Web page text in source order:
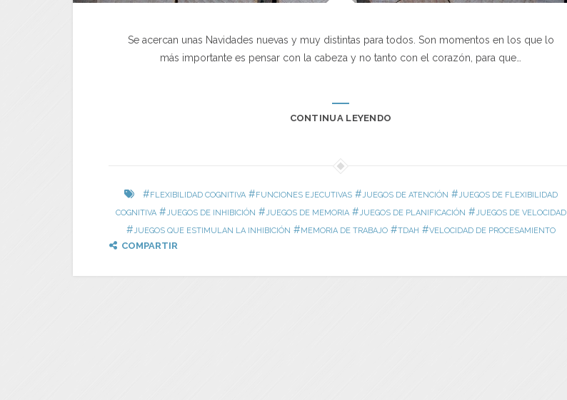
Se acercan unas Navidades nuevas y muy distintas para todos. Son momentos en los que lo
más importante es pensar con la cabeza y no tanto con el corazón, para que…
CONTINUA LEYENDO
# FLEXIBILIDAD COGNITIVA# FUNCIONES EJECUTIVAS#JUEGOS DE ATENCIÓN #JUEGOS DE FLEXIBILIDAD
COGNITIVA#JUEGOS DE INHIBICIÓN #JUEGOS DE MEMORIA#JUEGOS DE PLANIFICACIÓN #JUEGOS DE VELOCIDAD
#JUEGOS QUE ESTIMULAN LA INHIBICIÓN # MEMORIA DE TRABAJO#TDAH #VELOCIDAD DE PROCESAMIENTO
COMPARTIR